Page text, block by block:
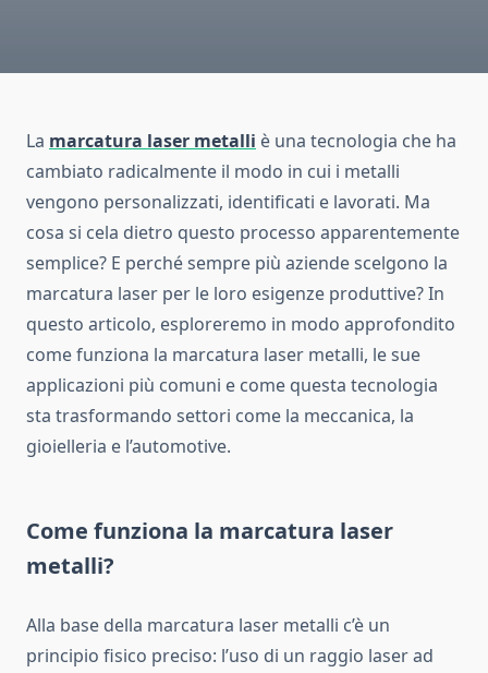
La marcatura laser metalli è una tecnologia che ha
cambiato radicalmente il modo in cui i metalli
vengono personalizzati, identificati e lavorati. Ma
cosa si cela dietro questo processo apparentemente
semplice? E perché sempre più aziende scelgono la
marcatura laser per le loro esigenze produttive? In
questo articolo, esploreremo in modo approfondito
come funziona la marcatura laser metalli, le sue
applicazioni più comuni e come questa tecnologia
sta trasformando settori come la meccanica, la
gioielleria e l’automotive.
Come funziona la marcatura laser
metalli?
Alla base della marcatura laser metalli c’è un
principio fisico preciso: l’uso di un raggio laser ad